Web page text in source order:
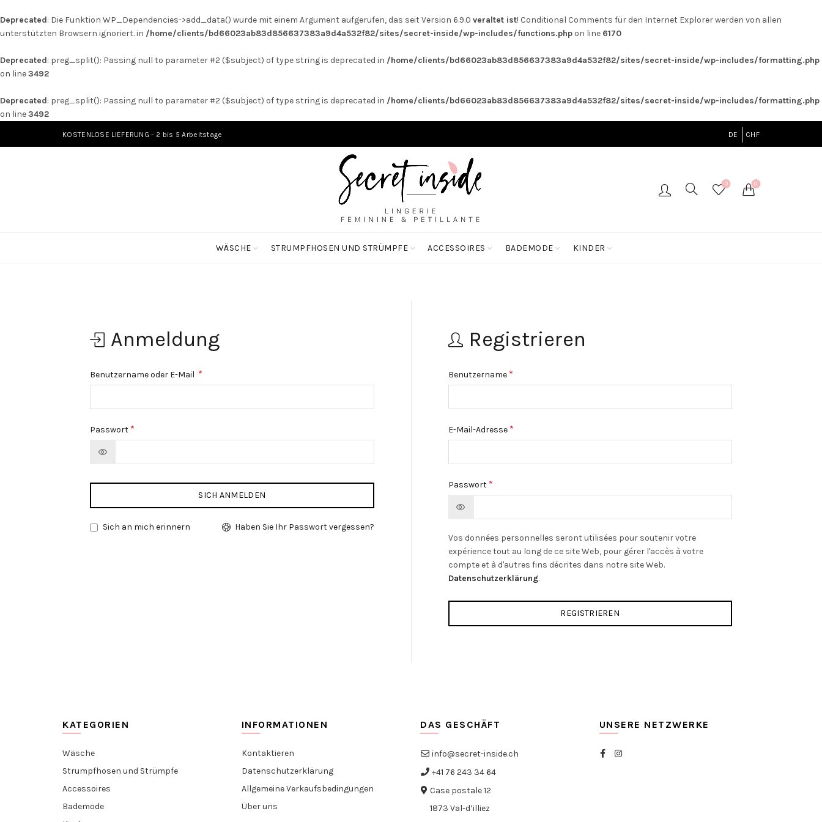
Deprecated: Die Funktion WP_Dependencies->add_data() wurde mit einem Argument aufgerufen, das seit Version 6.9.0 veraltet ist! Conditional Comments für den Internet Explorer werden von allen
unterstützten Browsern ignoriert. in /home/clients/bd66023ab83d856637383a9d4a532f82/sites/secret-inside/wp-includes/functions.php on line 6170
Deprecated: preg_split(): Passing null to parameter #2 ($subject) of type string is deprecated in /home/clients/bd66023ab83d856637383a9d4a532f82/sites/secret-inside/wp-includes/formatting.php
on line3492
Deprecated: preg_split(): Passing null to parameter #2 ($subject) of type string is deprecated in /home/clients/bd66023ab83d856637383a9d4a532f82/sites/secret-inside/wp-includes/formatting.php
on line3492
KOSTENLOSE LIEFERUNG - 2 bis 5 Arbeitstage DE CHF
0 0
WÄSCHE STRUMPFHOSEN UND STRÜMPFE ACCESSOIRES BADEMODE KINDER
Anmeldung
Benutzername oder E-Mail *
Passwort *
SICH ANMELDEN
Haben Sie Ihr Passwort vergessen?
Sich an mich erinnern
Registrieren
Benutzername *
E-Mail-Adresse *
Passwort *
Vos données personnelles seront utilisées pour soutenir votre
expérience tout au long de ce site Web, pour gérer l'accès à votre
compte et à d'autres fins décrites dans notre site Web.
Datenschutzerklärung.
REGISTRIEREN
KATEGORIEN
Wäsche
Strumpfhosen und Strümpfe
Accessoires
Bademode
INFORMATIONEN
Kontaktieren
Datenschutzerklärung
Allgemeine Verkaufsbedingungen
Über uns
DAS GESCHÄFT
info@secret-inside.ch
+41 76 243 34 64
Case postale 12
1873 Val-d’illiez
UNSERE NETZWERKE